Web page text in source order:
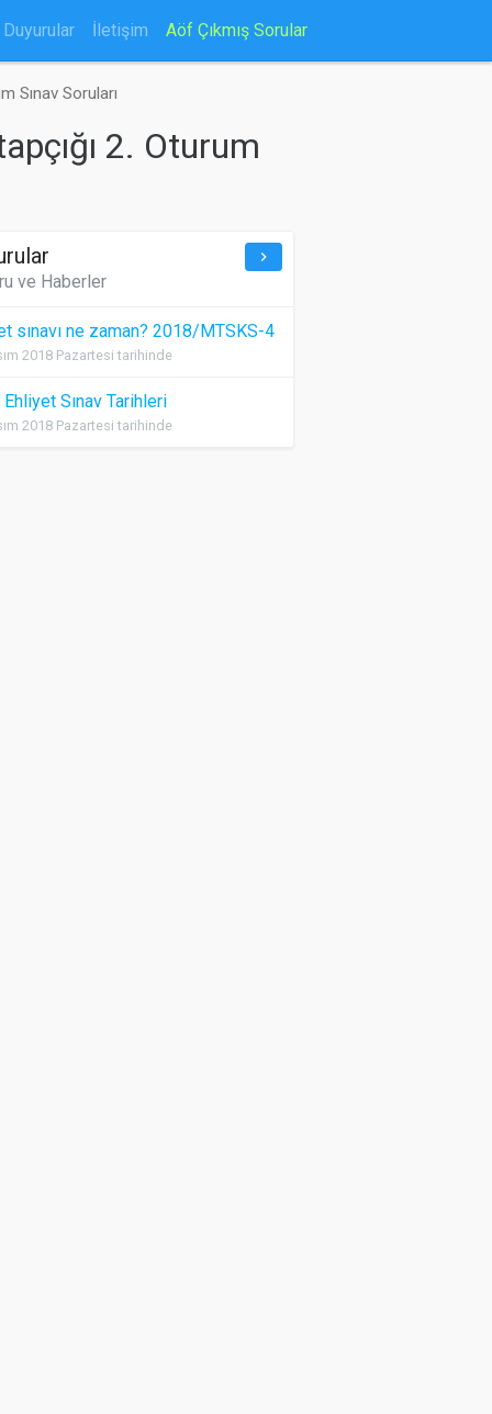
Duyurular İletişim Aöf Çıkmış Sorular
Sınav Soruları
2. Oturum
ve Haberler
keyboard_arrow_right
sınavı ne zaman? 2018/MTSKS-4
2018 Pazartesi tarihinde
Sınav Tarihleri
2018 Pazartesi tarihinde